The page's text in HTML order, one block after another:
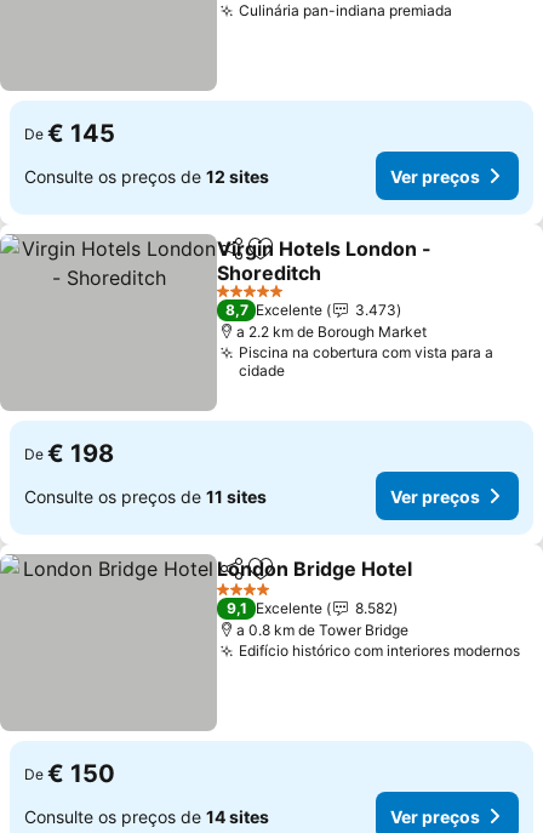
Culinária pan-indiana premiada
De € 145
Consulte os preços de 12 sites Ver preços
PartilharAdicionar aos favoritos
Virgin Hotels London -
Shoreditch
Ver preços
5 Estrelas
8,7 Excelente
3.473
a 2.2 km de Borough Market
Piscina na cobertura com vista para a
cidade
De € 198
Consulte os preços de 11 sites Ver preços
PartilharAdicionar aos favoritos
London Bridge Hotel
4 Estrelas
9,1 Excelente
8.582
a 0.8 km de Tower Bridge
Edifício histórico com interiores modernos
De € 150
Consulte os preços de 14 sites Ver preços